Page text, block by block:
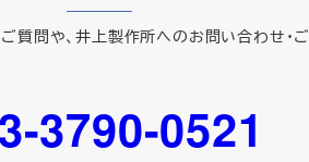
質問や、井上製作所へのお問い合わせ・
3790-0521